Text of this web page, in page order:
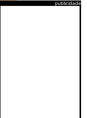
publicidade